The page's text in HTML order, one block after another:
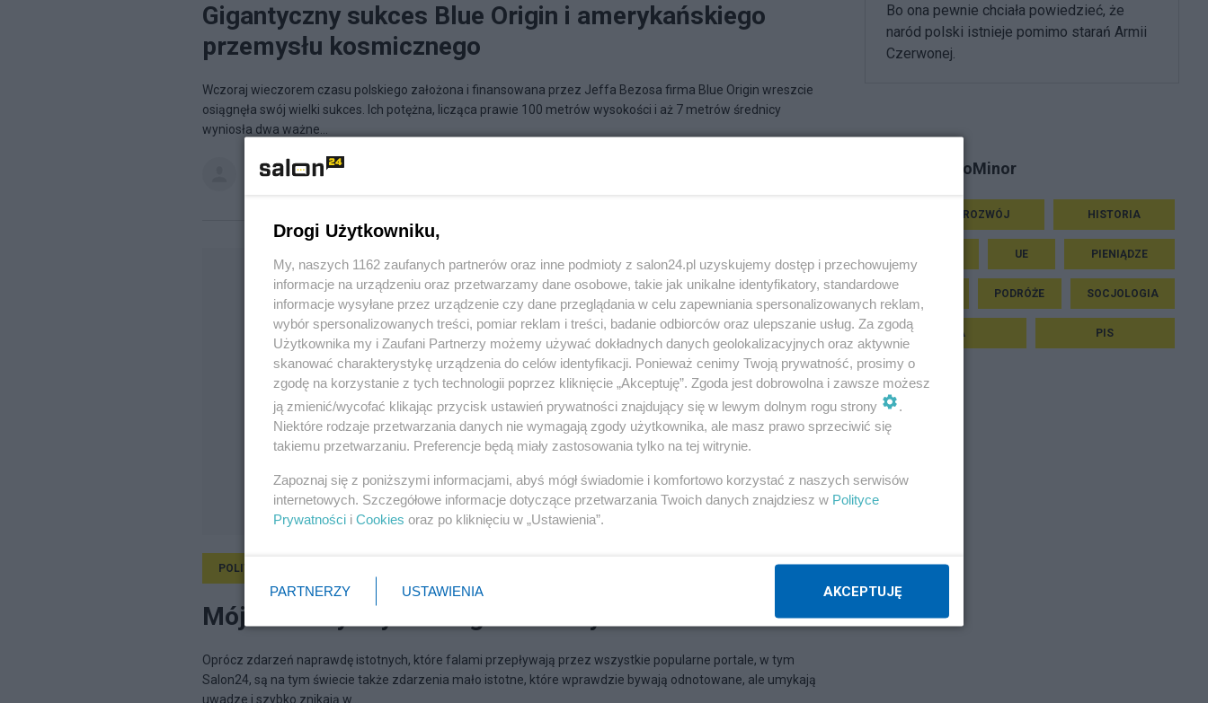
Gigantyczny sukces Blue Origin i amerykańskiego
przemysłu kosmicznego
Wczoraj wieczorem czasu polskiego założona i finansowana przez Jeffa Bezosa firma Blue Origin wreszcie
osiągnęła swój wielki sukces. Ich potężna, licząca prawie 100 metrów wysokości i aż 7 metrów średnicy
wyniosła dwa ważne...
FranioMinor na blogu
POLITYKA
Mój subiektywny ranking nieistotnych zdarzeń ...
Oprócz zdarzeń naprawdę istotnych, które falami przepływają przez wszystkie popularne portale, w tym
Salon24, są na tym świecie także zdarzenia mało istotne, które wprawdzie bywają odnotowane, ale umykają
uwadze i szybko znikają w...
Bo ona pewnie chciała powiedzieć, że
naród polski istnieje pomimo starań Armii
Czerwonej.
Tematy FranioMinor
BADANIA I ROZWÓJ HISTORIA
UE PIENIĄDZE
PODRÓŻE SOCJOLOGIA
MEDIA PIS
Drogi Użytkowniku,
My, naszych 1162 zaufanych partnerów oraz inne podmioty z salon24.pl uzyskujemy dostęp i przechowujemy
informacje na urządzeniu oraz przetwarzamy dane osobowe, takie jak unikalne identyfikatory, standardowe
informacje wysyłane przez urządzenie czy dane przeglądania w celu zapewniania spersonalizowanych reklam,
wybór spersonalizowanych treści, pomiar reklam i treści, badanie odbiorców oraz ulepszanie usług. Za zgodą
Użytkownika my i Zaufani Partnerzy możemy używać dokładnych danych geolokalizacyjnych oraz aktywnie
skanować charakterystykę urządzenia do celów identyfikacji. Ponieważ cenimy Twoją prywatność, prosimy o
zgodę na korzystanie z tych technologii poprzez kliknięcie „Akceptuję”. Zgoda jest dobrowolna i zawsze możesz
ją zmienić/wycofać klikając przycisk ustawień prywatności znajdujący się w lewym dolnym rogu strony
.
Niektóre rodzaje przetwarzania danych nie wymagają zgody użytkownika, ale masz prawo sprzeciwić się
takiemu przetwarzaniu. Preferencje będą miały zastosowania tylko na tej witrynie.
Zapoznaj się z poniższymi informacjami, abyś mógł świadomie i komfortowo korzystać z naszych serwisów
internetowych. Szczegółowe informacje dotyczące przetwarzania Twoich danych znajdziesz w Polityce
Prywatności i Cookies oraz po kliknięciu w „Ustawienia”.
PARTNERZY USTAWIENIA AKCEPTUJĘ